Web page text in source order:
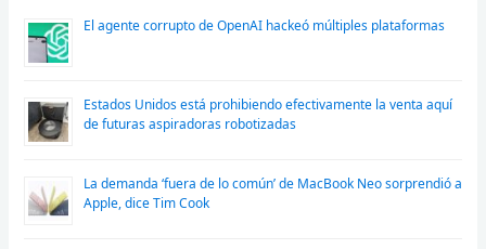
El agente corrupto de OpenAI hackeó múltiples plataformas
Estados Unidos está prohibiendo efectivamente la venta aquí
de futuras aspiradoras robotizadas
La demanda ‘fuera de lo común’ de MacBook Neo sorprendió a
Apple, dice Tim Cook